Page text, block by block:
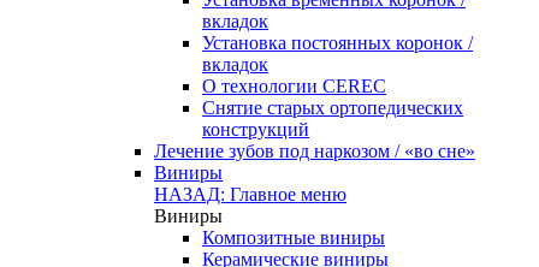
вкладок
Установка постоянных коронок /
вкладок
О технологии CEREC
Снятие старых ортопедических
конструкций
Лечение зубов под наркозом / «во сне»
Виниры
НАЗАД: Главное меню
Виниры
Композитные виниры
Керамические виниры